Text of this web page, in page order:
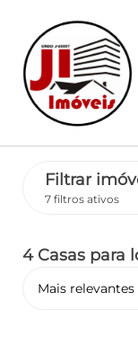
Filtrar
7 filtros ativos
4 Casas para
Mais relevantes